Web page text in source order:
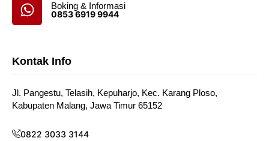
Boking & Informasi
0853 6919 9944
Kontak Info
Jl. Pangestu, Telasih, Kepuharjo, Kec. Karang Ploso,
Kabupaten Malang, Jawa Timur 65152
0822 3033 3144